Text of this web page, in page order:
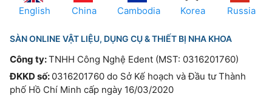
English China Cambodia Korea Russia
SÀN ONLINE VẬT LIỆU, DỤNG CỤ & THIẾT BỊ NHA KHOA
Công ty:TNHH Công Nghệ Edent (MST: 0316201760)
ĐKKD số: 0316201760 do Sở Kế hoạch và Đầu tư Thành
phố Hồ Chí Minh cấp ngày 16/03/2020